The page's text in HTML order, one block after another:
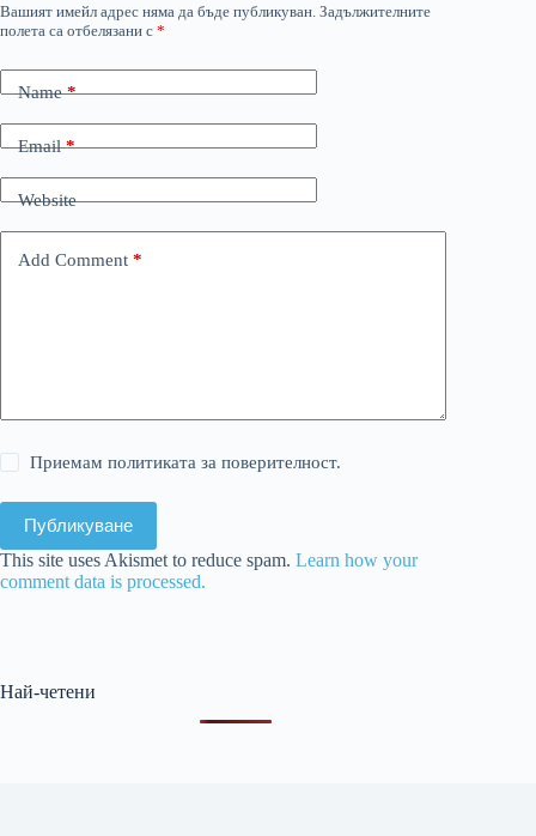
Вашият имейл адрес няма да бъде публикуван. Задължителните
полета са отбелязани с *
Name*
Email*
Website
Add Comment *
Приемам политиката за поверителност.
Публикуване
This site uses Akismet to reduce spam. Learn how your
comment data is processed.
Най-четени